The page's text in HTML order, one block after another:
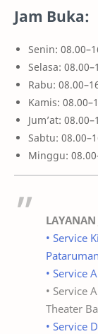
Jam Buka:
Senin:
Selasa:
Rabu:
Kamis:
Jum’at:
Sabtu:
Minggu:
• Service
Pataruman
• Service
• Service
Theater
• Service